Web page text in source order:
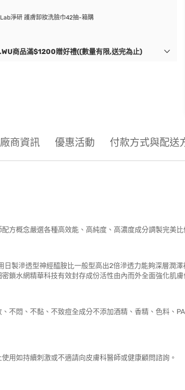
淨研 護膚卸妝洗臉巾42抽-箱購
商品滿$1200贈好禮((數量有限,送完為止)
廠商資訊 優惠活動 付款方式與配送
方概念嚴選各種高效能、高純度、高濃度成分調製完美比
日製滲透型神經醯胺比一般型高出2倍滲透力能夠深層潤
鎖水網精華科技有效封存成份活性由內而外全面強化肌膚
不悶、不黏、不致痘全成分不添加酒精、香精、色料、
用如持續刺激或不適請向皮膚科醫師或健康顧問諮詢。